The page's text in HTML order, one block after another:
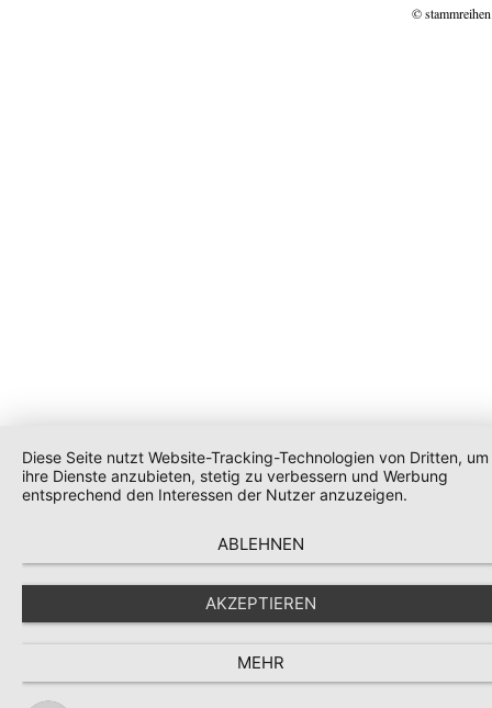
©
Diese Seite nutzt Website-Tracking-Technologien von Dritten, um
ihre Dienste anzubieten, stetig zu verbessern und Werbung
entsprechend den Interessen der Nutzer anzuzeigen.
ABLEHNEN
AKZEPTIEREN
MEHR